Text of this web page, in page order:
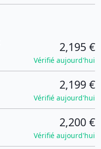
2,195 €
Vérifié aujourd'hui
2,199 €
Vérifié aujourd'hui
2,200 €
Vérifié aujourd'hui